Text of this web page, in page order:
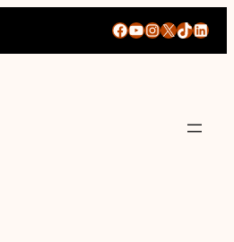
Facebook
YouTube
Instagram
X TikTok